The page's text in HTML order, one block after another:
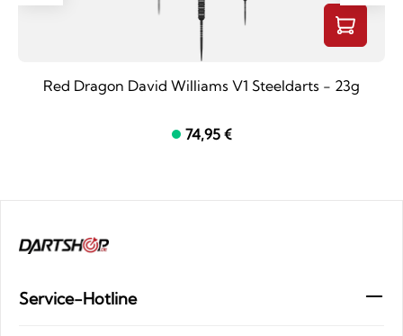
Red Dragon David Williams V1 Steeldarts - 23g
74,95 €
Service-Hotline